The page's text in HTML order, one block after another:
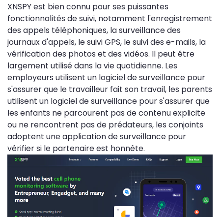
XNSPY est bien connu pour ses puissantes
fonctionnalités de suivi, notamment l'enregistrement
des appels téléphoniques, la surveillance des
journaux d'appels, le suivi GPS, le suivi des e-mails, la
vérification des photos et des vidéos. Il peut être
largement utilisé dans la vie quotidienne. Les
employeurs utilisent un logiciel de surveillance pour
s'assurer que le travailleur fait son travail, les parents
utilisent un logiciel de surveillance pour s'assurer que
les enfants ne parcourent pas de contenu explicite
ou ne rencontrent pas de prédateurs, les conjoints
adoptent une application de surveillance pour
vérifier si le partenaire est honnête.